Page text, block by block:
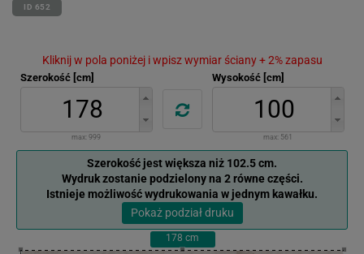
ID 652
Kliknij w pola poniżej i wpisz wymiar ściany + 2% zapasu
Szerokość [cm]
max: 999
Wysokość [cm]
max: 561
Szerokość jest większa niż 102.5 cm.
Wydruk zostanie podzielony na 2 równe części.
Istnieje możliwość wydrukowania w jednym kawałku.
Pokaż podział druku
178 cm